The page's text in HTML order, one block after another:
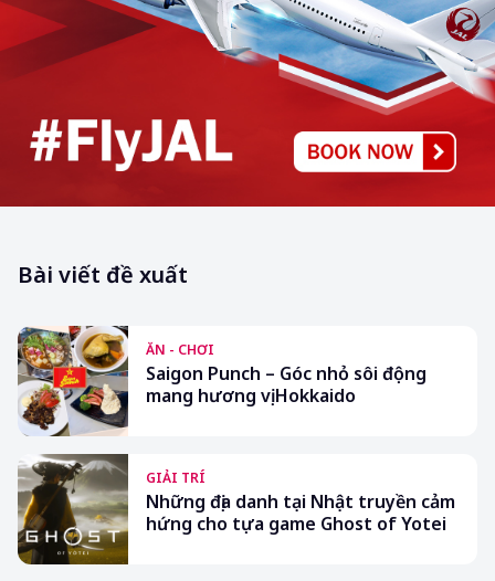
Bài viết đề xuất
ĂN - CHƠI
Saigon Punch – Góc nhỏ sôi động
mang hương vị Hokkaido
GIẢI TRÍ
Những địa danh tại Nhật truyền cảm
hứng cho tựa game Ghost of Yotei